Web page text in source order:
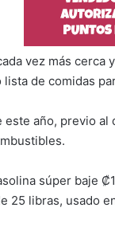
vez más
de comidas
este año, previo
súper baje
25 libras, usado